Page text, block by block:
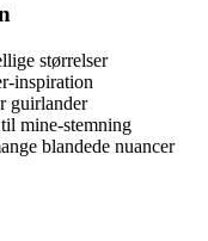
størrelser
inspiration
guirlander
mine-stemning
blandede nuancer